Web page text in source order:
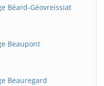
Béard-Géovreissiat
Beaupont
Beauregard